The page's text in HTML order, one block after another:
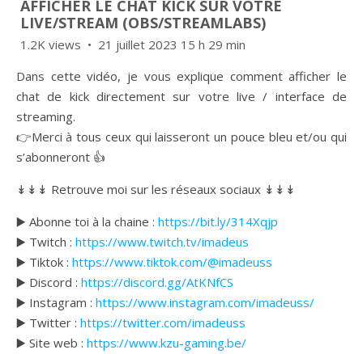
AFFICHER LE CHAT KICK SUR VOTRE
LIVE/STREAM (OBS/STREAMLABS)
1.2K views
21 juillet 2023 15 h 29 min
Dans cette vidéo, je vous explique comment afficher le
chat de kick directement sur votre live / interface de
streaming.
👉Merci à tous ceux qui laisseront un pouce bleu et/ou qui
s’abonneront 👍
↡↡↡ Retrouve moi sur les réseaux sociaux ↡↡↡
▶️ Abonne toi à la chaine : https://bit.ly/314Xqjp
▶️ Twitch : https://www.twitch.tv/imadeus
▶️ Tiktok : https://www.tiktok.com/@imadeuss
▶️ Discord : https://discord.gg/AtKNfCS
▶️ Instagram : https://www.instagram.com/imadeuss/
▶️ Twitter : https://twitter.com/imadeuss
▶️ Site web : https://www.kzu-gaming.be/